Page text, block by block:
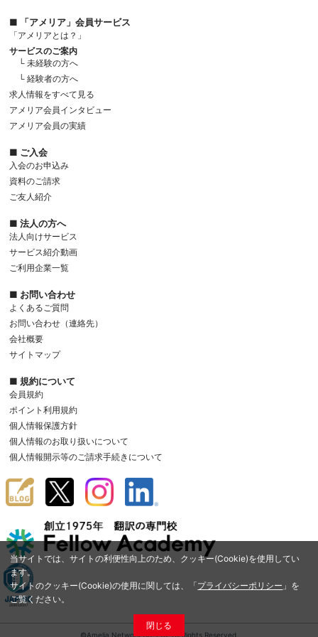
当サイトでは、サイトの利便性向上のため、クッキー(Cookie)を使用してい
ます。
サイトのクッキー(Cookie)の使用に関しては、「プライバシーポリシー 」を
ご覧ください。
閉じる
■ 「アメリア」会員サービス
「アメリアとは？」
サービスのご案内
└ 未経験の方へ
└ 経験者の方へ
求人情報をすべて見る
アメリア会員インタビュー
アメリア会員の実績
■ ご入会
入会のお申込み
資料のご請求
ご友人紹介
■ 法人の方へ
法人向けサービス
サービス紹介動画
ご利用企業一覧
■ お問い合わせ
よくあるご質問
お問い合わせ（連絡先）
会社概要
サイトマップ
■ 規約について
会員規約
ポイント利用規約
個人情報保護方針
個人情報のお取り扱いについて
個人情報開示等のご請求手続きについて
©Amelia Network Co.,Ltd. All Rights Reserved.